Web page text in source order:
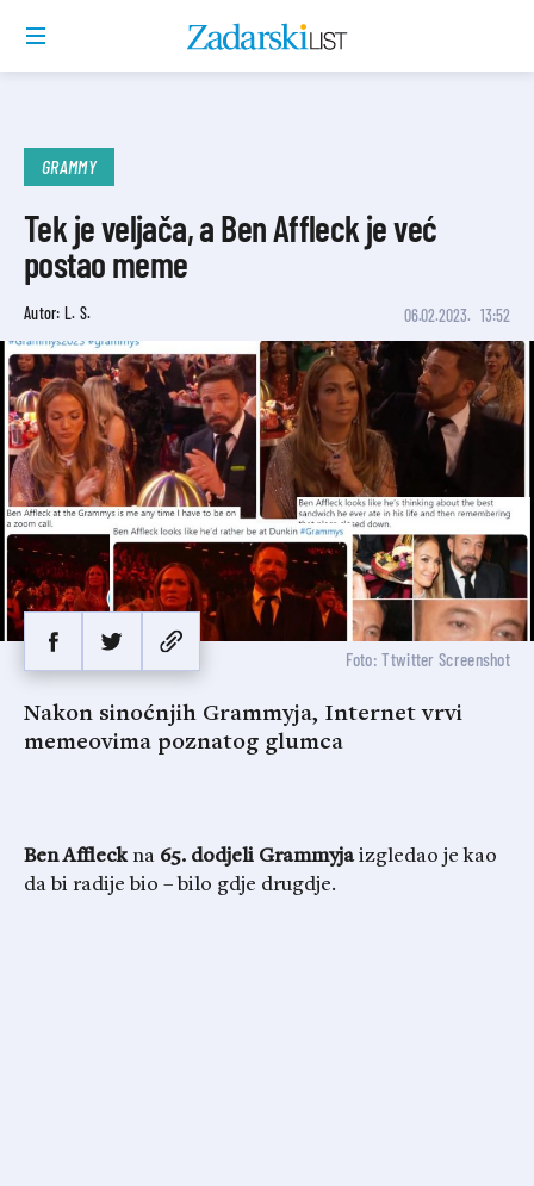
GRAMMY
Tek je veljača, a Ben Affleck je već
postao meme
Autor: L. S. 06.02.2023. 13:52
Foto: Ttwitter Screenshot
Nakon sinoćnjih Grammyja, Internet vrvi
memeovima poznatog glumca
Ben Affleckna 65. dodjeli Grammyjaizgledao je kao
da bi radije bio – bilo gdje drugdje.